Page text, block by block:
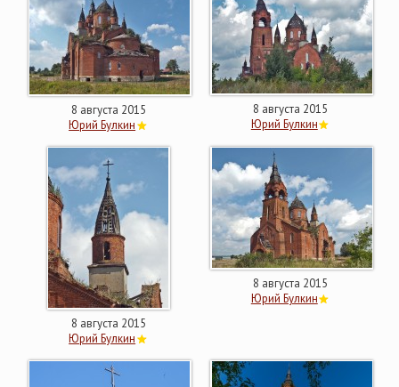
8 августа 2015
Юрий Булкин
8 августа 2015
Юрий Булкин
8 августа 2015
Юрий Булкин
8 августа 2015
Юрий Булкин